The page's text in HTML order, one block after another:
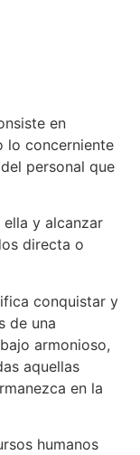
en
lo concerniente
personal que
y alcanzar
directa o
conquistar y
de una
armonioso,
aquellas
en la
humanos